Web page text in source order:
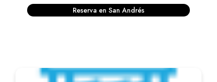
Reserva en San Andrés